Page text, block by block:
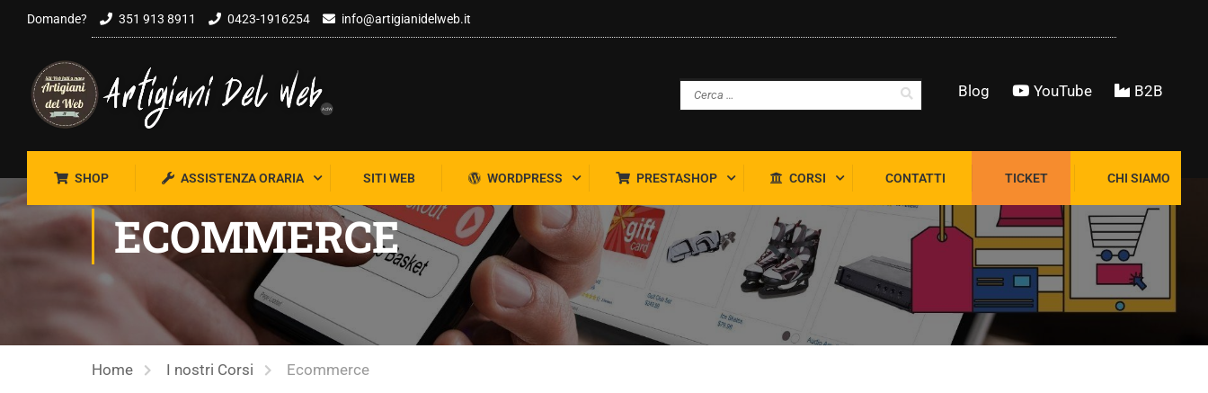
Salta al contenuto
Domande? 351 913 8911 0423-1916254 info@artigianidelweb.it
B2B
YouTube
Blog
SHOP ASSISTENZA ORARIA SITI WEB WORDPRESS PRESTASHOP CORSI CONTATTI TICKET CHI SIAMO
ECOMMERCE
Home I nostri Corsi Ecommerce